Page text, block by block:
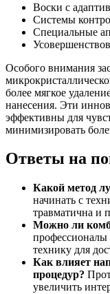
Воски с
Системы
Специальные
Особого внимания
более мягкое
нанесения. Эти
эффективны для
минимизировать
Ответы на
Какой метод
начинать с
травматична и
Можно ли
технику для
Как влияет
процедур?
увеличить